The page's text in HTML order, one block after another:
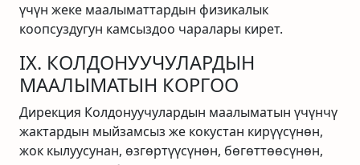
үчүн жеке маалыматтардын физикалык
коопсуздугун камсыздоо чаралары кирет.
IX. КОЛДОНУУЧУЛАРДЫН
МААЛЫМАТЫН КОРГОО
Дирекция Колдонуучулардын маалыматын үчүнчү
жактардын мыйзамсыз же кокустан кирүүсүнөн,
жок кылуусунан, өзгөртүүсүнөн, бөгөттөөсүнөн,